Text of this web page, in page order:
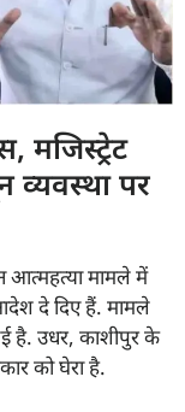
मजिस्ट्रेट
पर
आत्महत्या मामले में
दे दिए हैं. मामले
है. उधर, काशीपुर के
को घेरा है.